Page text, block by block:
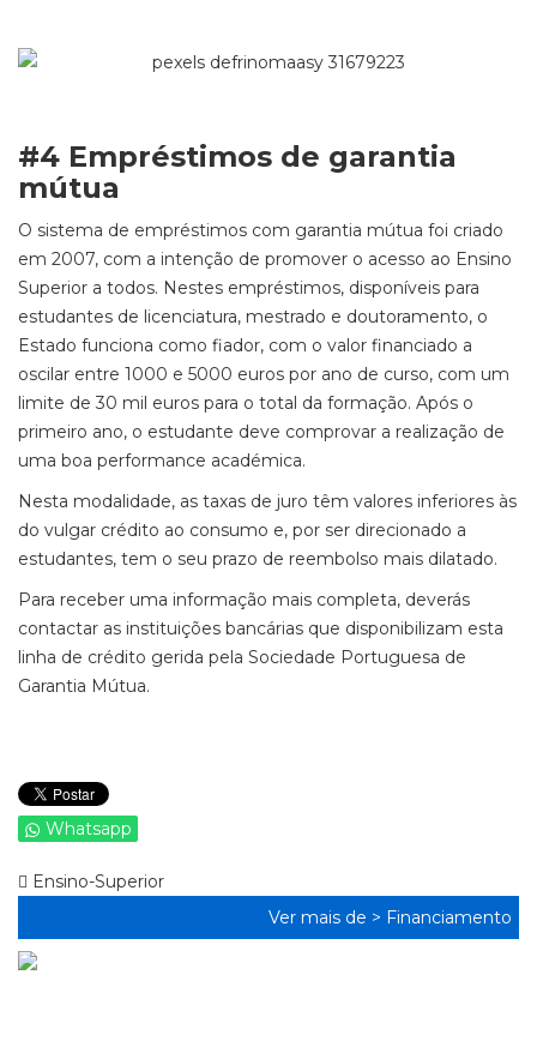
#4 Empréstimos de garantia
mútua
O sistema de empréstimos com garantia mútua foi criado
em 2007, com a intenção de promover o acesso ao Ensino
Superior a todos. Nestes empréstimos, disponíveis para
estudantes de licenciatura, mestrado e doutoramento, o
Estado funciona como fiador, com o valor financiado a
oscilar entre 1000 e 5000 euros por ano de curso, com um
limite de 30 mil euros para o total da formação. Após o
primeiro ano, o estudante deve comprovar a realização de
uma boa performance académica.
Nesta modalidade, as taxas de juro têm valores inferiores às
do vulgar crédito ao consumo e, por ser direcionado a
estudantes, tem o seu prazo de reembolso mais dilatado.
Para receber uma informação mais completa, deverás
contactar as instituições bancárias que disponibilizam esta
linha de crédito gerida pela Sociedade Portuguesa de
Garantia Mútua.
Whatsapp
Ensino-Superior
Ver mais de > Financiamento